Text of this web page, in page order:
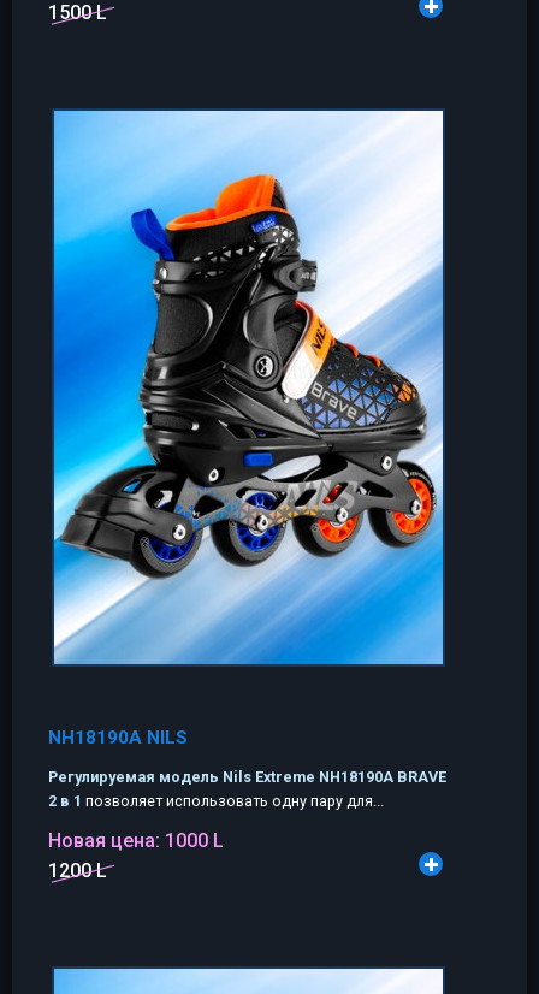
1500 L
NH18190A NILS
Регулируемая модель Nils Extreme NH18190A BRAVE
2 в 1 позволяет использовать одну пару для...
Новая цена: 1000 L
1200 L